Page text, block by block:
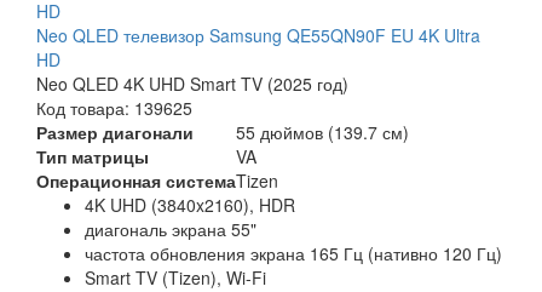
Neo QLED телевизор Samsung QE55QN90F EU 4K Ultra
HD
Neo QLED 4K UHD Smart TV (2025 год)
Код товара: 139625
Размер диагонали
55 дюймов (139.7 см)
Тип матрицы
VA
Операционная системаTizen
4K UHD (3840x2160), HDR
диагональ экрана 55"
частота обновления экрана 165 Гц (нативно 120 Гц)
Smart TV (Tizen), Wi-Fi